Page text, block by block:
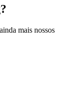
mais nossos